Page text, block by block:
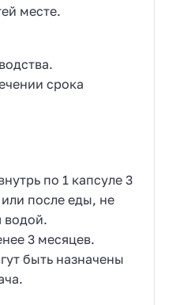
месте.
срока
по 1 капсуле 3
после еды, не
водой.
3 месяцев.
быть назначены